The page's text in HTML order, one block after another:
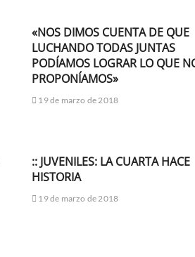
«NOS DIMOS CUENTA DE QUE
LUCHANDO TODAS JUNTAS
PODÍAMOS LOGRAR LO QUE
PROPONÍAMOS»
19 de marzo de 2018
:: JUVENILES: LA CUARTA HACE
HISTORIA
19 de marzo de 2018